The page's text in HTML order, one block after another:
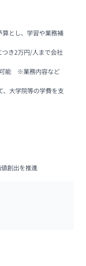
算とし、学習や業務補
き2万円/人まで会社
能　※業務内容など
、大学院等の学費を支
創出を推進